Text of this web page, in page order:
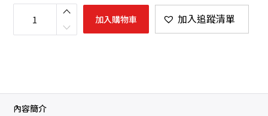
六
經
加入購物車 加入追蹤清單
內容簡介